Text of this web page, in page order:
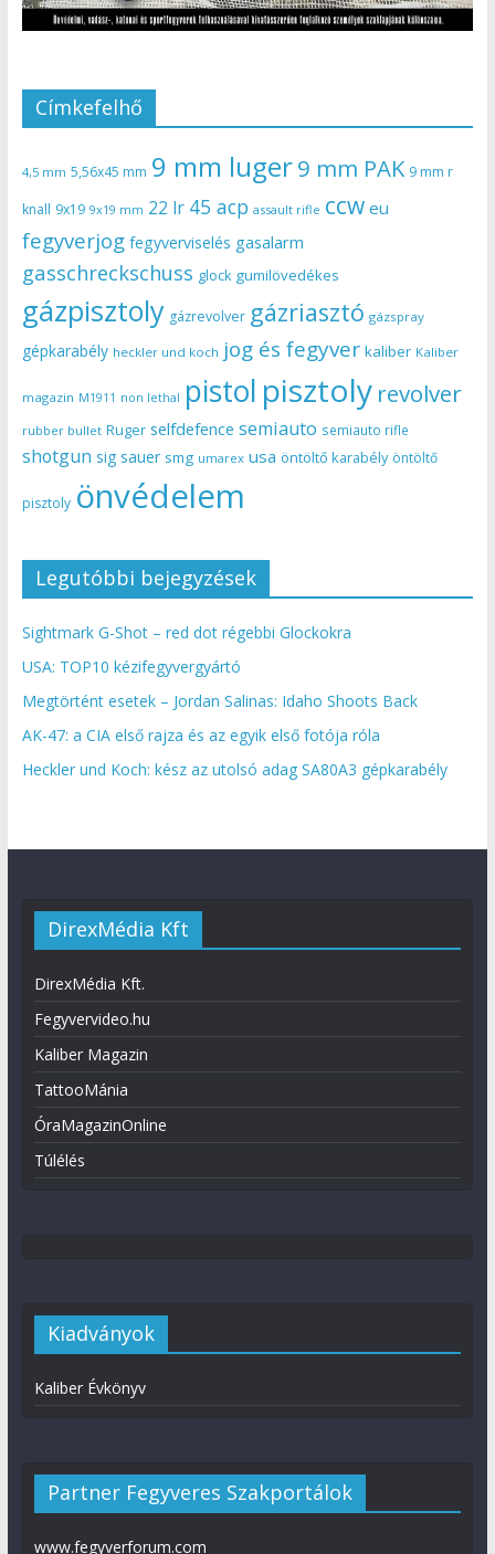
Címkefelhő
4,5 mm 5,56x45 mm 9 mm luger9 mm PAK 9 mm r
knall 9x19 9x19 mm 22 lr 45 acp assault rifle ccw eu
fegyverjog fegyverviselés gasalarm
gasschreckschuss glock gumilövedékes
gázpisztoly gázrevolver gázriasztó gázspray
gépkarabély heckler und koch jog és fegyver kaliber Kaliber
magazin M1911 non lethal pistol pisztoly revolver
rubber bullet Ruger selfdefence semiauto semiauto rifle
shotgun sig sauer smg umarex usa öntöltő karabély öntöltő
pisztoly önvédelem
Legutóbbi bejegyzések
Sightmark G-Shot – red dot régebbi Glockokra
USA: TOP10 kézifegyvergyártó
Megtörtént esetek – Jordan Salinas: Idaho Shoots Back
AK-47: a CIA első rajza és az egyik első fotója róla
Heckler und Koch: kész az utolsó adag SA80A3 gépkarabély
DirexMédia Kft
DirexMédia Kft.
Fegyvervideo.hu
Kaliber Magazin
TattooMánia
ÓraMagazinOnline
Túlélés
Kiadványok
Kaliber Évkönyv
Partner Fegyveres Szakportálok
www.fegyverforum.com